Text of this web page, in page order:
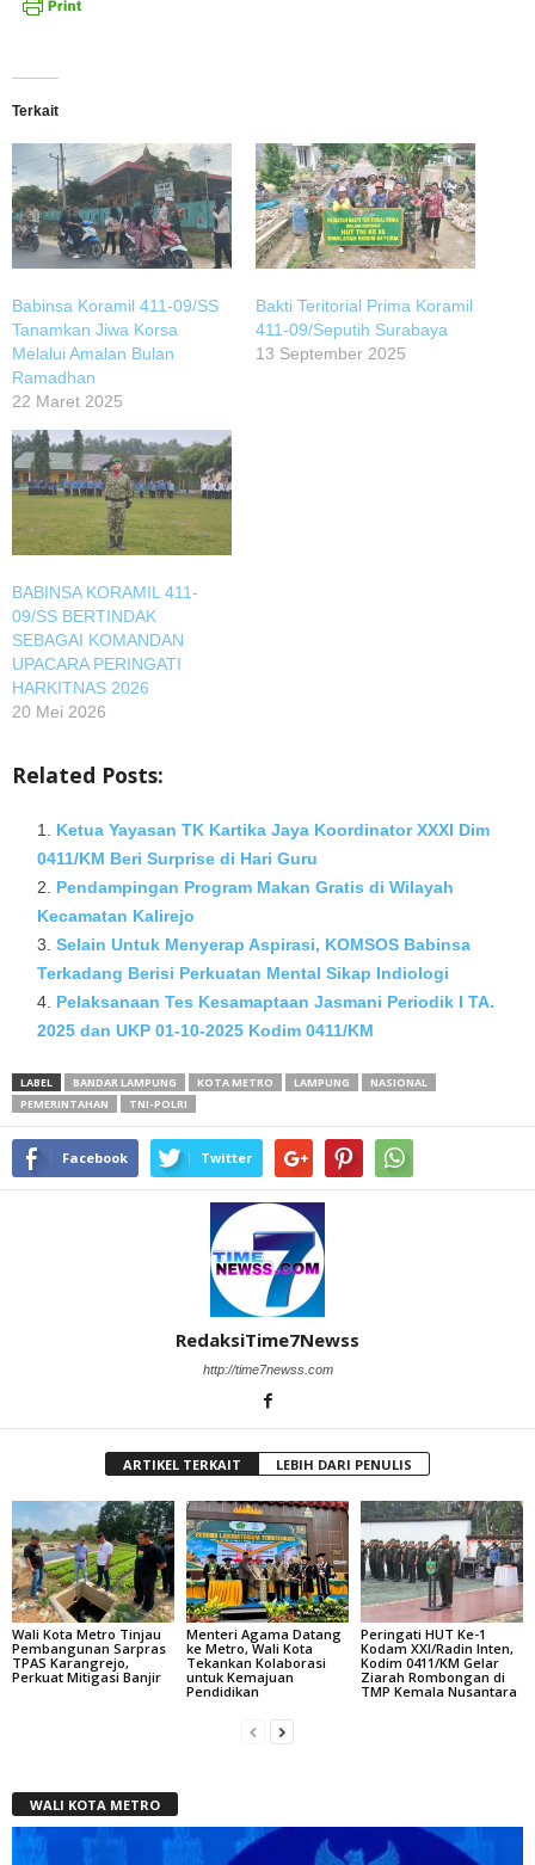
Terkait
Babinsa Koramil 411-09/SS
Tanamkan Jiwa Korsa
Melalui Amalan Bulan
Ramadhan
22 Maret 2025
Bakti Teritorial Prima Koramil
411-09/Seputih Surabaya
13 September 2025
BABINSA KORAMIL 411-
09/SS BERTINDAK
SEBAGAI KOMANDAN
UPACARA PERINGATI
HARKITNAS 2026
20 Mei 2026
Related Posts:
Ketua Yayasan TK Kartika Jaya Koordinator XXXI Dim
0411/KM Beri Surprise di Hari Guru
Pendampingan Program Makan Gratis di Wilayah
Kecamatan Kalirejo
Selain Untuk Menyerap Aspirasi, KOMSOS Babinsa
Terkadang Berisi Perkuatan Mental Sikap Indiologi
Pelaksanaan Tes Kesamaptaan Jasmani Periodik I TA.
2025 dan UKP 01-10-2025 Kodim 0411/KM
LABEL BANDAR LAMPUNG KOTA METRO LAMPUNG
NASIONAL
PEMERINTAHAN
TNI-POLRI
Facebook Twitter
RedaksiTime7Newss
http://time7newss.com
ARTIKEL TERKAIT LEBIH DARI PENULIS
Wali Kota Metro Tinjau
Pembangunan Sarpras
TPAS Karangrejo,
Perkuat Mitigasi Banjir
Menteri Agama Datang
ke Metro, Wali Kota
Tekankan Kolaborasi
untuk Kemajuan
Pendidikan
Peringati HUT Ke-1
Kodam XXI/Radin Inten,
Kodim 0411/KM Gelar
Ziarah Rombongan di
TMP Kemala Nusantara
WALI KOTA METRO